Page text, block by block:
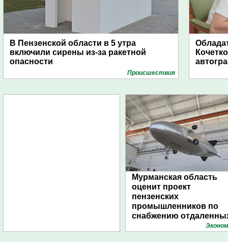
В Пензенской области в 5 утра
включили сирены из-за ракетной
опасности
Проиcшествия
Мурманская область
оценит проект
пензенских
промышленников по
снабжению
поселений с помощью